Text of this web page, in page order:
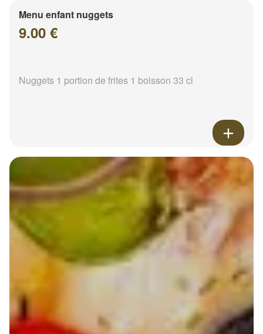
Menu enfant nuggets
9.00 €
Nuggets 1 portion de frites 1 boisson 33 cl